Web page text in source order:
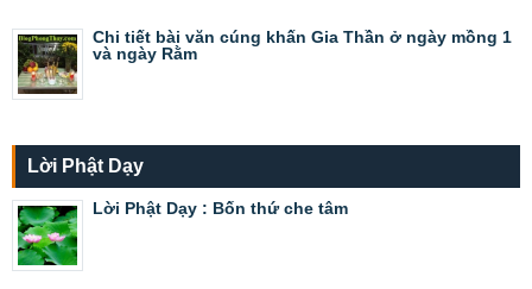
Chi tiết bài văn cúng khấn Gia Thần ở ngày mồng 1
và ngày Rằm
Lời Phật Dạy
Lời Phật Dạy : Bốn thứ che tâm